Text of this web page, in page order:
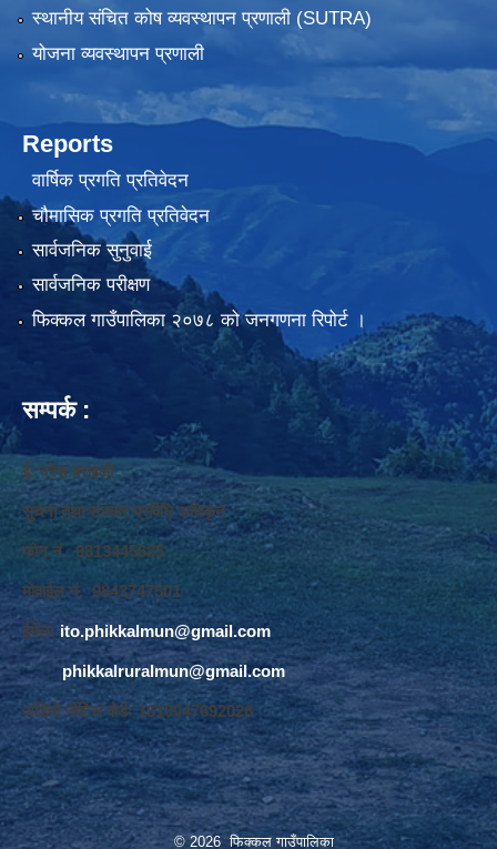
स्थानीय संचित कोष व्यवस्थापन प्रणाली (SUTRA)
योजना व्यवस्थापन प्रणाली
Reports
वार्षिक प्रगति प्रतिवेदन
चौमासिक प्रगति प्रतिवेदन
सार्वजनिक सुनुवाई
सार्वजनिक परीक्षण
फिक्कल गाउँपालिका २०७८ को जनगणना रिपोर्ट ।
सम्पर्क :
ई. नरेश बराइली
सुचना तथा सञ्‍चार प्रविधि अधिकृत
फोन नं. 9813445685
मोवाईल नं. 9843747501
ईमेलः ito.phikkalmun@gmail.com
phikkalruralmun@gmail.com
अडियो नोटिस वोर्डः 1610047692026
© 2026 फिक्कल गाउँपालिका